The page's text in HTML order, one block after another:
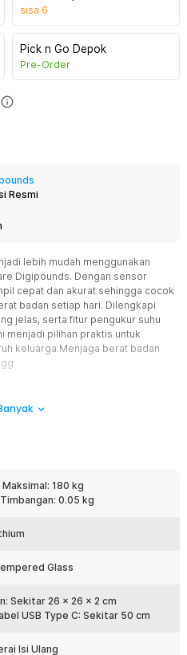
sisa 6
Pick n Go Depok
Pre-Order
Resmi
lebih mudah menggunakan
Digipounds. Dengan sensor
cepat dan akurat sehingga cocok
badan setiap hari. Dilengkapi
jelas, serta fitur pengukur suhu
menjadi pilihan praktis untuk
keluarga.Menjaga berat badan
akurat dan konsisten hingga
detail. Sangat ideal digunakan
maupun menjaga berat
dibaca oleh semua pengguna.
layar akan mati secara
memperpanjang masa pakai
180 kg
0.05 kg
Glass
Sekitar 26 x 26 x 2 cm
USB Type C: Sekitar 50 cm
Isi Ulang